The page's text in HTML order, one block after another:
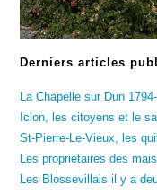
Derniers articles
La Chapelle sur Dun
Iclon, les citoyens et le
St-Pierre-Le-Vieux, les
Les propriétaires des
Les Blossevillais il y a